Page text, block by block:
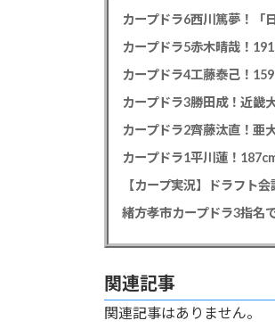
カープドラ6西川篤夢！「
カープドラ5赤木晴哉！
カープドラ4工藤泰己！
カープドラ3勝田成！近畿
カープドラ2齊藤汰直！亜
【カープ実況】ドラフト
緒方孝市カープドラ3指名
関連記事
関連記事はありません。